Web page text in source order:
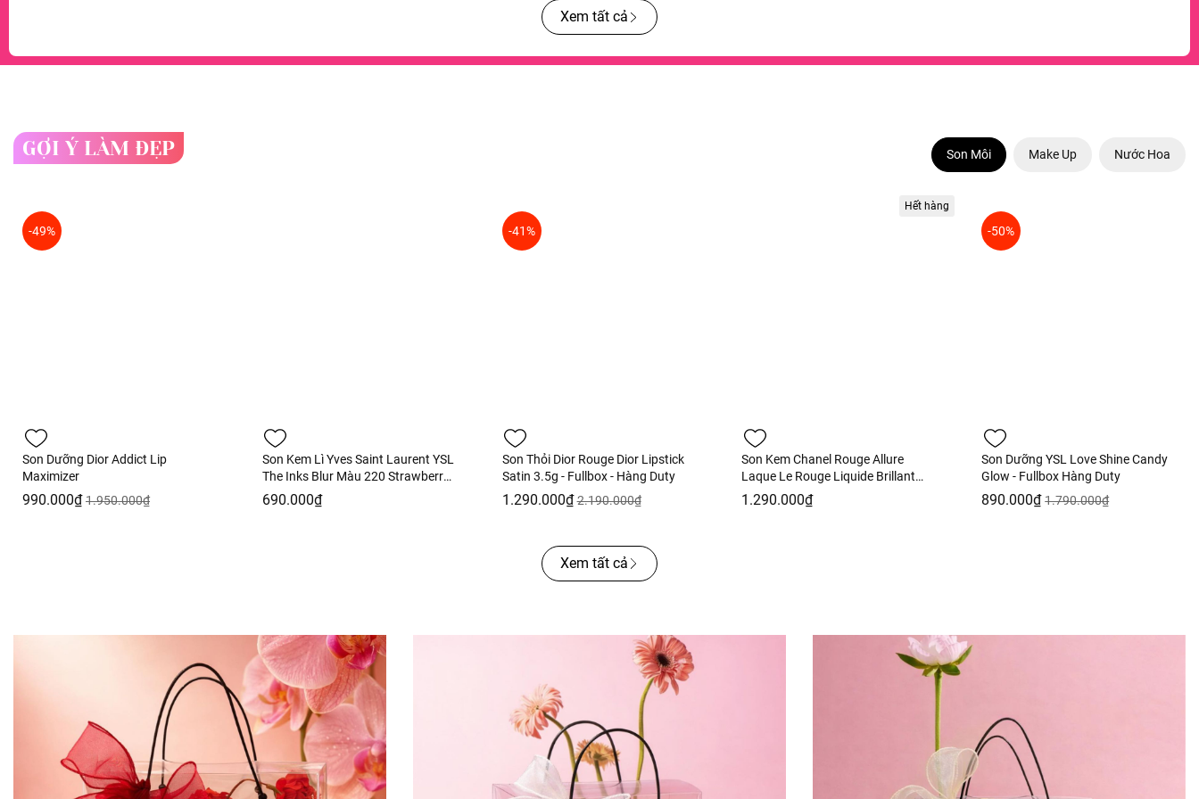
Xem tất cả
GỢI Ý LÀM ĐẸP Son Môi Make Up Nước Hoa
-49%
Son Dưỡng Dior Addict Lip
Maximizer
990.000₫ 1.950.000₫
Son Kem Lì Yves Saint Laurent YSL
The Inks Blur Màu 220 Strawberry
Thrill Hồng Dâu - 5.5ml - Fullbox
Hàng Duty
690.000₫
-41%
Son Thỏi Dior Rouge Dior Lipstick
Satin 3.5g - Fullbox - Hàng Duty
1.290.000₫ 2.190.000₫
Hết hàng
Son Kem Chanel Rouge Allure
Laque Le Rouge Liquide Brillant
Ultra Tenue - 63 Ultimate Màu
Hồng Khô Hàng Duty Fullbox
1.290.000₫
-50%
Son Dưỡng YSL Love Shine Candy
Glow - Fullbox Hàng Duty
890.000₫ 1.790.000₫
Xem tất cả